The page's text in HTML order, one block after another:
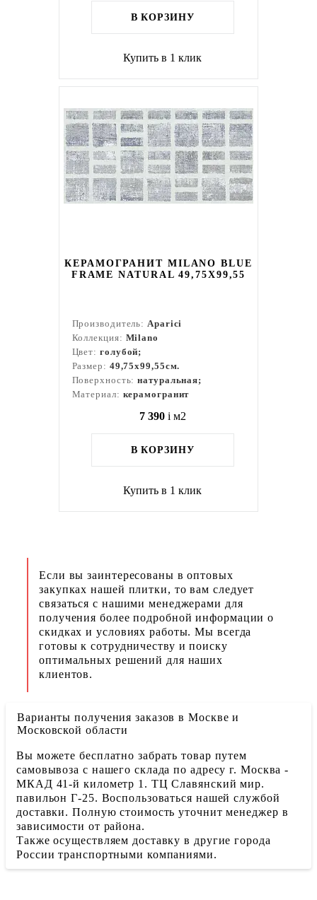
В КОРЗИНУ
Купить в 1 клик
КЕРАМОГРАНИТ MILANO BLUE
FRAME NATURAL 49,75X99,55
Производитель:Aparici
Коллекция: Milano
Цвет: голубой;
Размер: 49,75x99,55см.
Поверхность:натуральная;
Материал: керамогранит
7 390 i м2
В КОРЗИНУ
Купить в 1 клик
Если вы заинтересованы в оптовых
закупках нашей плитки, то вам следует
связаться с нашими менеджерами для
получения более подробной информации о
скидках и условиях работы. Мы всегда
готовы к сотрудничеству и поиску
оптимальных решений для наших
клиентов.
Варианты получения заказов в Москве и
Московской области
Вы можете бесплатно забрать товар путем
самовывоза с нашего склада по адресу г. Москва -
МКАД 41-й километр 1. ТЦ Славянский мир.
павильон Г-25. Воспользоваться нашей службой
доставки. Полную стоимость уточнит менеджер в
зависимости от района.
Также осуществляем доставку в другие города
России транспортными компаниями.